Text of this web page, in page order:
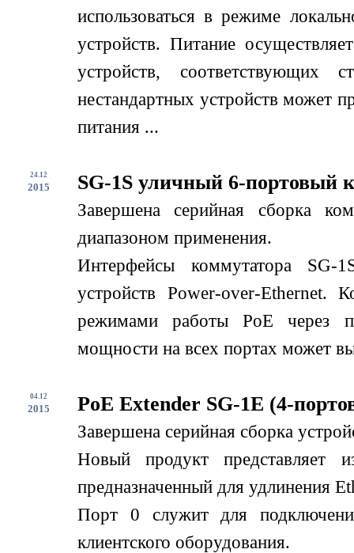
использоваться в режиме
устройств. Питание
устройств, соответствующих
нестандартных устройств может
питания ...
24.12
2015 SG-1S уличный 6-портовый
Завершена серийная сборка
диапазоном применения.
Интерфейсы коммутатора SG-
устройств Power-over-Ethernet.
режимами работы PoE через
мощности на всех портах может
04.12
2015 PoE Extender SG-1E (4-
Завершена серийная сборка
Новый продукт представляет
предназначенный для удлинения
Порт 0 служит для
клиентского оборудования.